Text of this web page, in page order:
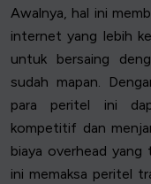
Awalnya, hal ini
internet yang lebih
untuk bersaing
sudah mapan.
para peritel ini
kompetitif dan
biaya overhead
ini memaksa peritel